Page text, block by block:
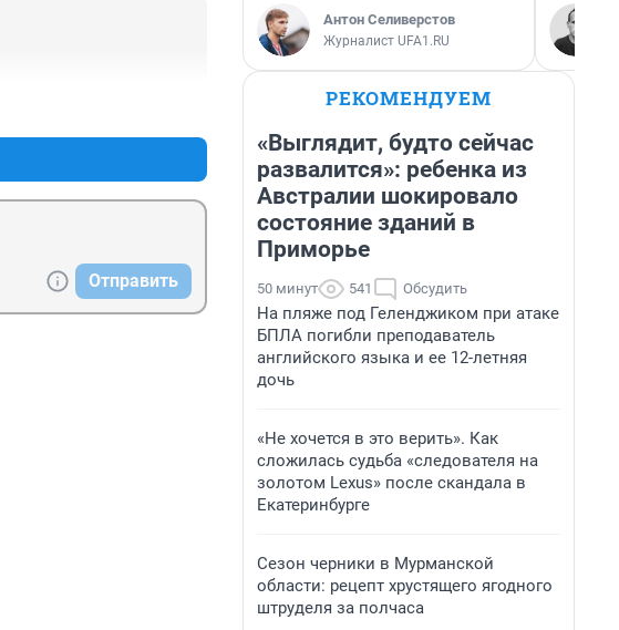
Отправить
Антон Селиверстов
Журналист UFA1.RU
РЕКОМЕНДУЕМ
«Выглядит, будто сейчас
развалится»: ребенка из
Австралии шокировало
состояние зданий в
Приморье
50 минут 541 Обсудить
На пляже под Геленджиком при атаке
БПЛА погибли преподаватель
английского языка и ее 12-летняя
дочь
«Не хочется в это верить». Как
сложилась судьба «следователя на
золотом Lexus» после скандала в
Екатеринбурге
Сезон черники в Мурманской
области: рецепт хрустящего ягодного
штруделя за полчаса